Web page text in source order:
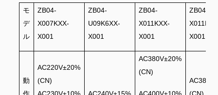
モ
デ
ル
ZB04-
X007KXX-
X001
ZB04-
U09K6XX-
X001
ZB04-
X011KXX-
X001
ZB04-
X001
動
AC220V±20%
(CN)
AC380V±20%
(CN)